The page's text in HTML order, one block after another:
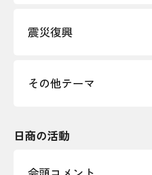
事業承継・引継ぎ支援
雇用・労働・人材確保
まちづくり
震災復興
令和６年能登半島地震関連
その他テーマ
インボイス制度
日商の活動